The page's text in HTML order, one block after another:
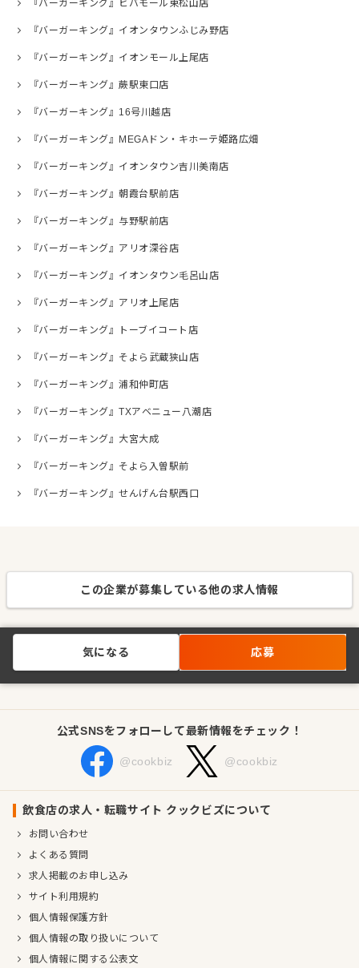
『バーガーキング』ビバモール東松山店
『バーガーキング』イオンタウンふじみ野店
『バーガーキング』イオンモール上尾店
『バーガーキング』蕨駅東口店
『バーガーキング』16号川越店
『バーガーキング』MEGAドン・キホーテ姫路広畑
『バーガーキング』イオンタウン吉川美南店
『バーガーキング』朝霞台駅前店
『バーガーキング』与野駅前店
『バーガーキング』アリオ深谷店
『バーガーキング』イオンタウン毛呂山店
『バーガーキング』アリオ上尾店
『バーガーキング』トーブイコート店
『バーガーキング』そよら武蔵狭山店
『バーガーキング』浦和仲町店
『バーガーキング』TXアベニュー八潮店
『バーガーキング』大宮大成
『バーガーキング』そよら入曽駅前
『バーガーキング』せんげん台駅西口
この企業が募集している他の求人情報
気になる 応募
公式SNSをフォローして最新情報をチェック！
@cookbiz @cookbiz
飲食店の求人・転職サイト クックビズについて
お問い合わせ
よくある質問
求人掲載のお申し込み
サイト利用規約
個人情報保護方針
個人情報の取り扱いについて
個人情報に関する公表文